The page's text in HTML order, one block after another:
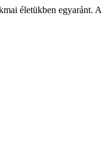
életükben egyaránt. A